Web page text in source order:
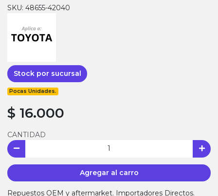
SKU: 48655-42040
Stock por sucursal
Pocas Unidades.
$ 16.000
CANTIDAD
Agregar al carro
Repuestos OEM y aftermarket. Importadores Directos.